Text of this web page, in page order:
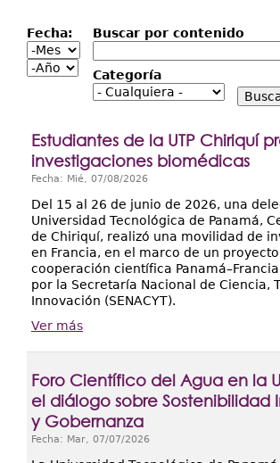
Investigación
Facultades
Centros Regionales
Servicios
Internacional
Transparencia
Fecha:
Fecha:
Mes
Año
Buscar por contenido
Categoría
Estudiantes de la UTP Chiriquí
investigaciones biomédicas
Fecha: Mié, 07/08/2026
Del 15 al 26 de junio de 2026, una
Universidad Tecnológica de Panamá,
de Chiriquí, realizó una movilidad de
en Francia, en el marco de un
cooperación científica
por la Secretaría Nacional de Ciencia,
Innovación (SENACYT).
Ver más
Foro Científico del Agua en la
el diálogo sobre Sostenibilidad
y Gobernanza
Fecha: Mar, 07/07/2026